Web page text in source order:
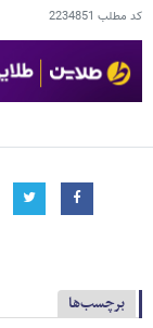
کد مطلب 2234851
برچسب‌ها